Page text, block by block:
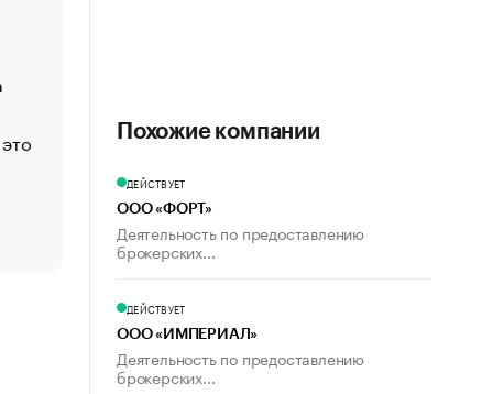
Стресс обеспеченных людей: почему рост доходов
Что обвинения против Павла Дурова значат для
пользователей
Похожие компании
ДЕЙСТВУЕТ
ООО «ФОРТ»
Деятельность по предоставлению
брокерских...
ДЕЙСТВУЕТ
ООО «ИМПЕРИАЛ»
Деятельность по предоставлению
брокерских...